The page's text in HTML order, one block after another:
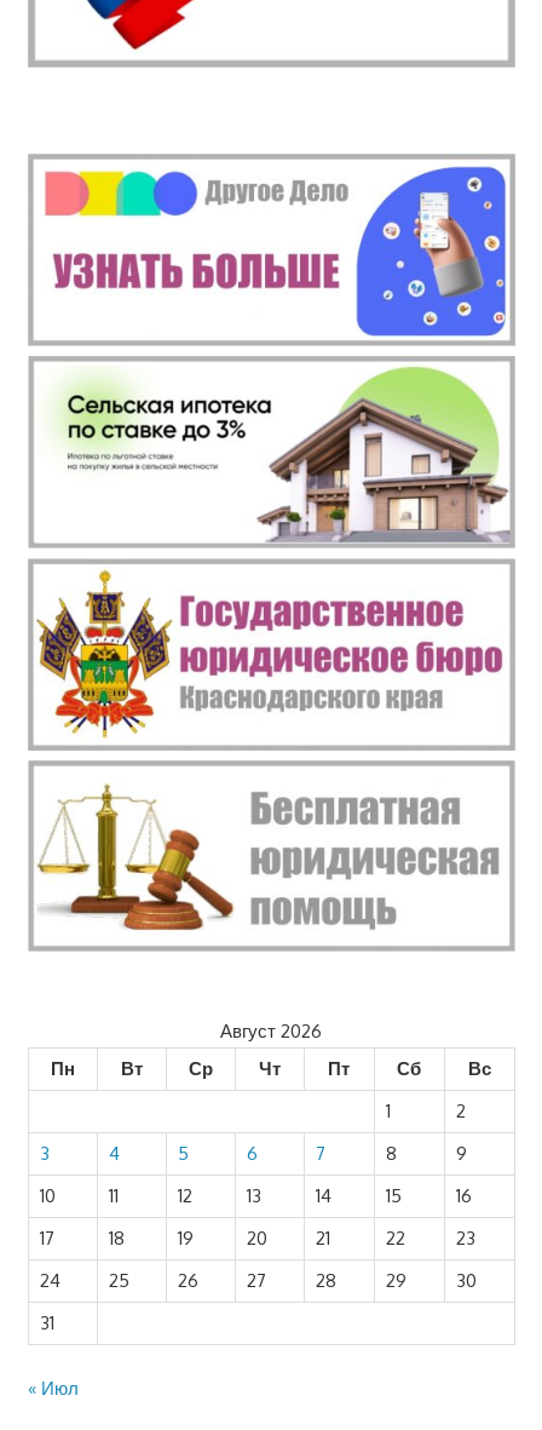
Август 2026
Пн
Вт Ср Чт Пт Сб
Вс
1
2
3
4 5 6 7 8
9
10
11 12 13 14 15
16
17
18 19 20 21 22
23
24
25 26 27 28 29
30
31
« Июл